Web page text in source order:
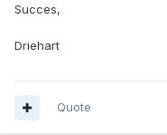
Succes,
Driehart
Quote